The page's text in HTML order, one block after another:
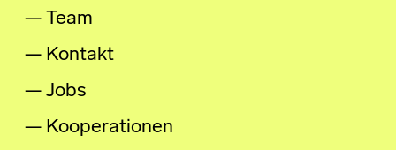
Team
Kontakt
Jobs
Kooperationen